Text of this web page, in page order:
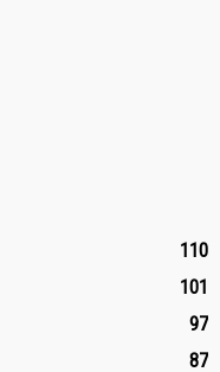
110
101
97
87